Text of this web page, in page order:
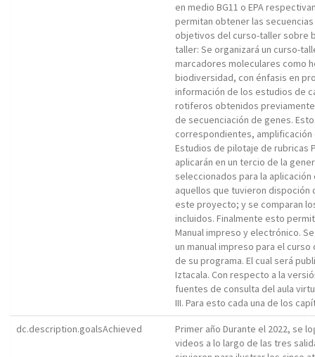
en medio BG11 o EPA
permitan obtener las
objetivos del curso-taller sobre
taller: Se organizará un curso-
marcadores moleculares como
biodiversidad, con énfasis en
información de los estudios de
rotiferos obtenidos
de secuenciación de genes.
correspondientes, amplificación
Estudios de pilotaje de rubricas
aplicarán en un tercio de la
seleccionados para la
aquellos que tuvieron
este proyecto; y se comparan
incluidos. Finalmente esto
Manual impreso y electrónico.
un manual impreso para el
de su programa. El cual será
Iztacala. Con respecto a la
fuentes de consulta del aula
III. Para esto cada una de los
dc.description.goalsAchieved
Primer año Durante el 2022, se
videos a lo largo de las tres